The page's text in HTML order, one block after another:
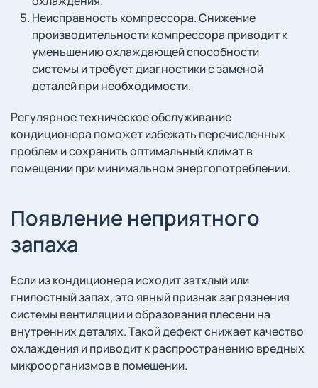
Неисправность компрессора. Снижение
производительности компрессора приводит к
уменьшению охлаждающей способности
системы и требует диагностики с заменой
деталей при необходимости.
Регулярное техническое обслуживание
кондиционера поможет избежать перечисленных
проблем и сохранить оптимальный климат в
помещении при минимальном энергопотреблении.
Появление неприятного
запаха
Если из кондиционера исходит затхлый или
гнилостный запах, это явный признак загрязнения
системы вентиляции и образования плесени на
внутренних деталях. Такой дефект снижает качество
охлаждения и приводит к распространению вредных
микроорганизмов в помещении.